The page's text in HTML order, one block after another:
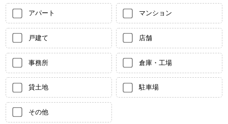
アパート マンション
戸建て 店舗
事務所 倉庫・工場
貸土地 駐車場
その他